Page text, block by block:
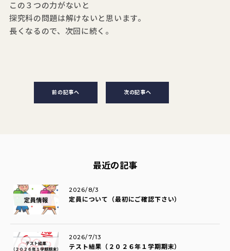
この３つの力がないと
探究科の問題は解けないと思います。
長くなるので、次回に続く。
前の記事へ 次の記事へ
最近の記事
定員について（最初にご確認下さい）
2026/8/3
テスト結果（２０２６年１学期期末）
2026/7/13